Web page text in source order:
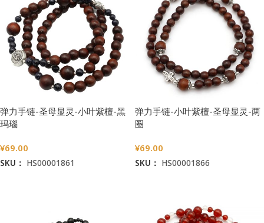
弹力手链-圣母显灵-小叶紫檀-黑
玛瑙
¥69.00
SKU： HS00001861
弹力手链-小叶紫檀-圣母显灵-两
圈
¥69.00
SKU： HS00001866